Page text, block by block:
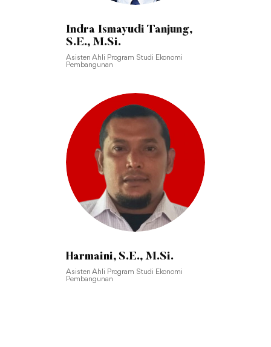
Indra Ismayudi Tanjung,
S.E., M.Si.
Asisten Ahli Program Studi Ekonomi
Pembangunan
Harmaini, S.E., M.Si.
Asisten Ahli Program Studi Ekonomi
Pembangunan